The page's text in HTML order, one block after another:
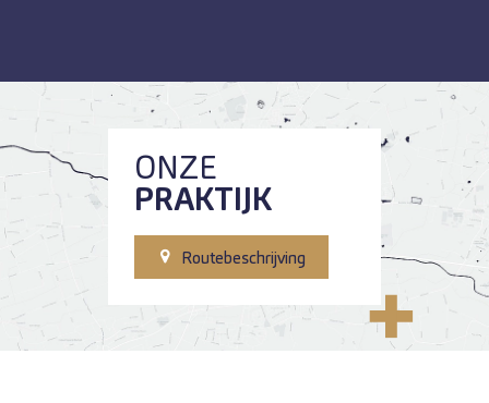
ONZE
PRAKTIJK
Routebeschrijving